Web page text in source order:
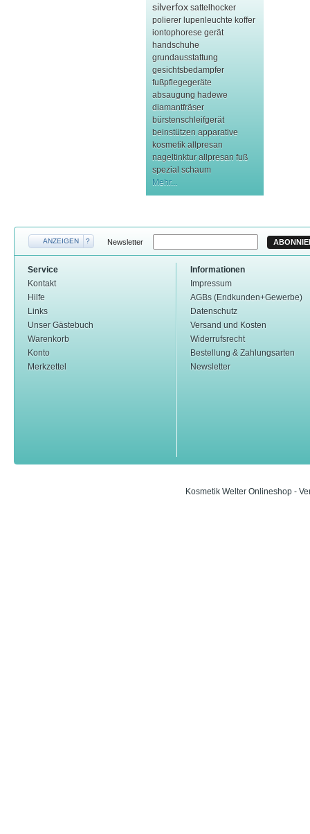
silverfox sattelhocker
polierer lupenleuchte koffer
iontophorese gerät
handschuhe
grundausstattung
gesichtsbedampfer
fußpflegegeräte
absaugung hadewe
diamantfräser
bürstenschleifgerät
beinstützen apparative
kosmetik allpresan
nageltinktur allpresan fuß
spezial schaum
Mehr...
ANZEIGEN ? Newsletter
Service
Kontakt
Hilfe
Links
Unser Gästebuch
Warenkorb
Konto
Merkzettel
Informationen
Impressum
AGBs (Endkunden+Gewerbe)
Datenschutz
Versand und Kosten
Widerrufsrecht
Bestellung & Zahlungsarten
Newsletter
Kosmetik Welter Onlineshop -